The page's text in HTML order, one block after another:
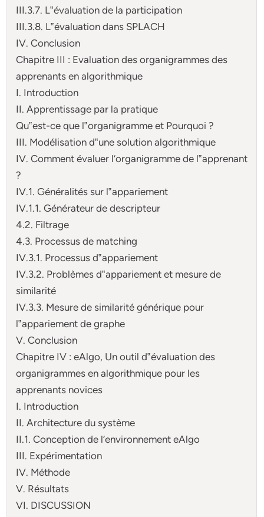
III.3.7. L‟évaluation de la participation
III.3.8. L‟évaluation dans SPLACH
IV. Conclusion
Chapitre III : Evaluation des organigrammes des
apprenants en algorithmique
I. Introduction
II. Apprentissage par la pratique
Qu‟est-ce que l‟organigramme et Pourquoi ?
III. Modélisation d‟une solution algorithmique
IV. Comment évaluer l’organigramme de l‟apprenant
?
IV.1. Généralités sur l‟appariement
IV.1.1. Générateur de descripteur
4.2. Filtrage
4.3. Processus de matching
IV.3.1. Processus d‟appariement
IV.3.2. Problèmes d‟appariement et mesure de
similarité
IV.3.3. Mesure de similarité générique pour
l‟appariement de graphe
V. Conclusion
Chapitre IV : eAlgo, Un outil d‟évaluation des
organigrammes en algorithmique pour les
apprenants novices
I. Introduction
II. Architecture du système
II.1. Conception de l’environnement eAlgo
III. Expérimentation
IV. Méthode
V. Résultats
VI. DISCUSSION